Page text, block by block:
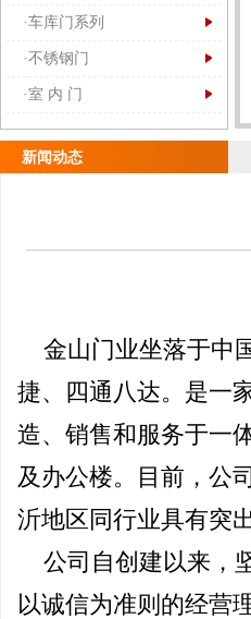
·车库门系列
·不锈钢门
·室 内 门
新闻动态
金山门业坐落于中
捷、四通八达。是一
造、销售和服务于一
及办公楼。目前，公
沂地区同行业具有突
公司自创建以来，
以诚信为准则的经营